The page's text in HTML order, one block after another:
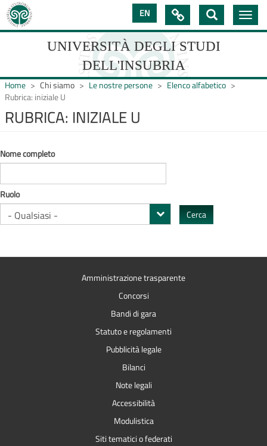
Salta
contenuto
EN
UNIVERSITÀ DEGLI STUDI
DELL'INSUBRIA
UNIVERSIT�
STUDI
DELL'INSUBRIA

Toggle
Home Chi siamo Le nostre persone
Elenco alfabetico
Rubrica: iniziale U
RUBRICA: INIZIALE U
Nome completo
Ruolo
Cerca
Amministrazione trasparente
Concorsi
Bandi di gara
Statuto e regolamenti
Pubblicità legale
Bilanci
Note legali
Accessibilità
Modulistica
Siti tematici o federati